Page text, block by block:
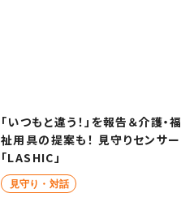
「いつもと違う！」を報告＆介護・福
祉用具の提案も！ 見守りセンサー
「LASHIC」
見守り・対話